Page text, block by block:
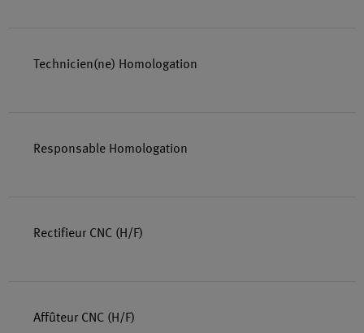
Technicien(ne) Homologation
Responsable Homologation
Rectifieur CNC (H/F)
Affûteur CNC (H/F)